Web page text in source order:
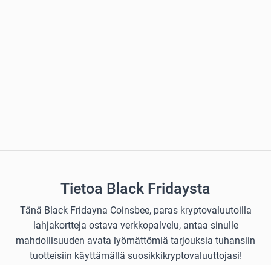
Tietoa Black Fridaysta
Tänä Black Fridayna Coinsbee, paras kryptovaluutoilla
lahjakortteja ostava verkkopalvelu, antaa sinulle
mahdollisuuden avata lyömättömiä tarjouksia tuhansiin
tuotteisiin käyttämällä suosikkikryptovaluuttojasi!